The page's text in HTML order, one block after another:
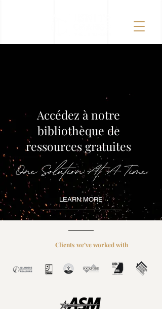
Accédez à notre
bibliothèque de
ressources gratuites
LEARN MORE
Clients we’ve worked with